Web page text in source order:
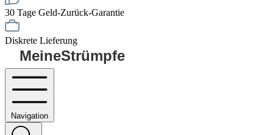
30 Tage Geld-Zurück-Garantie
Diskrete Lieferung
MeineStrümpfe
Navigation